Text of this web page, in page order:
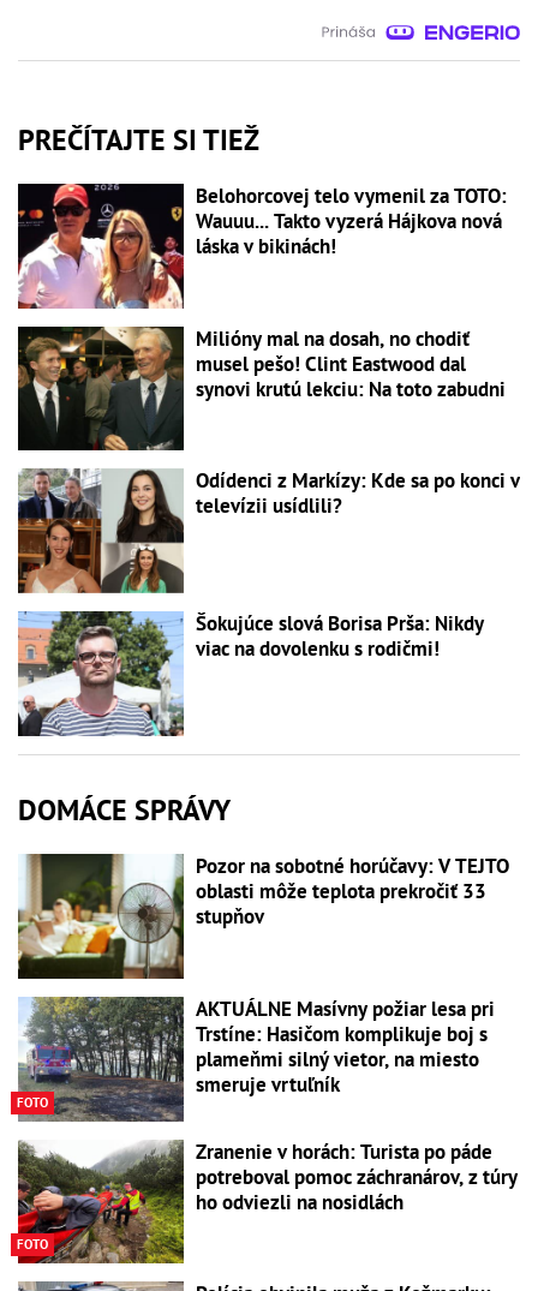
PREČÍTAJTE SI TIEŽ
Belohorcovej telo vymenil za TOTO:
Wauuu... Takto vyzerá Hájkova nová
láska v bikinách!
Milióny mal na dosah, no chodiť
musel pešo! Clint Eastwood dal
synovi krutú lekciu: Na toto zabudni
Odídenci z Markízy: Kde sa po konci v
televízii usídlili?
Šokujúce slová Borisa Prša: Nikdy
viac na dovolenku s rodičmi!
DOMÁCE SPRÁVY
Pozor na sobotné horúčavy: V TEJTO
oblasti môže teplota prekročiť 33
stupňov
FOTO
AKTUÁLNE Masívny požiar lesa pri
Trstíne: Hasičom komplikuje boj s
plameňmi silný vietor, na miesto
smeruje vrtuľník
FOTO
Zranenie v horách: Turista po páde
potreboval pomoc záchranárov, z túry
ho odviezli na nosidlách